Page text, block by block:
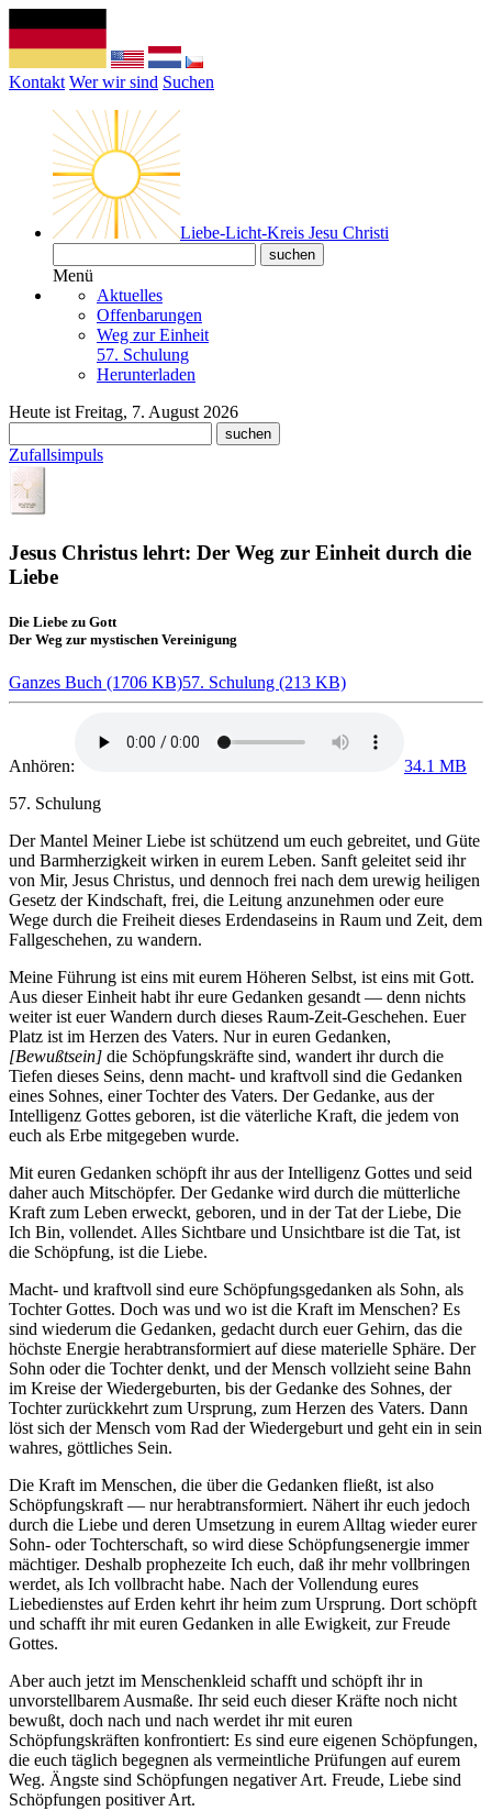
Kontakt Wer wir sind Suchen
Liebe-Licht-Kreis Jesu Christi
Menü
Aktuelles
Offenbarungen
Weg zur Einheit
57. Schulung
Herunterladen
Heute ist Freitag, 7. August 2026
Zufallsimpuls
Jesus Christus lehrt: Der Weg zur Einheit durch die
Liebe
Die Liebe zu Gott
Der Weg zur mystischen Vereinigung
Ganzes Buch (1706 KB)57. Schulung (213 KB)
Anhören:
34.1 MB
57. Schulung
Der Mantel Meiner Liebe ist schützend um euch gebreitet, und Güte
und Barmherzigkeit wirken in eurem Leben. Sanft geleitet seid ihr
von Mir, Jesus Christus, und dennoch frei nach dem urewig heiligen
Gesetz der Kindschaft, frei, die Leitung anzunehmen oder eure
Wege durch die Freiheit dieses Erdendaseins in Raum und Zeit, dem
Fallgeschehen, zu wandern.
Meine Führung ist eins mit eurem Höheren Selbst, ist eins mit Gott.
Aus dieser Einheit habt ihr eure Gedanken gesandt — denn nichts
weiter ist euer Wandern durch dieses Raum-Zeit-Geschehen. Euer
Platz ist im Herzen des Vaters. Nur in euren Gedanken,
[Bewußtsein] die Schöpfungskräfte sind, wandert ihr durch die
Tiefen dieses Seins, denn macht- und kraftvoll sind die Gedanken
eines Sohnes, einer Tochter des Vaters. Der Gedanke, aus der
Intelligenz Gottes geboren, ist die väterliche Kraft, die jedem von
euch als Erbe mitgegeben wurde.
Mit euren Gedanken schöpft ihr aus der Intelligenz Gottes und seid
daher auch Mitschöpfer. Der Gedanke wird durch die mütterliche
Kraft zum Leben erweckt, geboren, und in der Tat der Liebe, Die
Ich Bin, vollendet. Alles Sichtbare und Unsichtbare ist die Tat, ist
die Schöpfung, ist die Liebe.
Macht- und kraftvoll sind eure Schöpfungsgedanken als Sohn, als
Tochter Gottes. Doch was und wo ist die Kraft im Menschen? Es
sind wiederum die Gedanken, gedacht durch euer Gehirn, das die
höchste Energie herabtransformiert auf diese materielle Sphäre. Der
Sohn oder die Tochter denkt, und der Mensch vollzieht seine Bahn
im Kreise der Wiedergeburten, bis der Gedanke des Sohnes, der
Tochter zurückkehrt zum Ursprung, zum Herzen des Vaters. Dann
löst sich der Mensch vom Rad der Wiedergeburt und geht ein in sein
wahres, göttliches Sein.
Die Kraft im Menschen, die über die Gedanken fließt, ist also
Schöpfungskraft — nur herabtransformiert. Nähert ihr euch jedoch
durch die Liebe und deren Umsetzung in eurem Alltag wieder eurer
Sohn- oder Tochterschaft, so wird diese Schöpfungsenergie immer
mächtiger. Deshalb prophezeite Ich euch, daß ihr mehr vollbringen
werdet, als Ich vollbracht habe. Nach der Vollendung eures
Liebedienstes auf Erden kehrt ihr heim zum Ursprung. Dort schöpft
und schafft ihr mit euren Gedanken in alle Ewigkeit, zur Freude
Gottes.
Aber auch jetzt im Menschenkleid schafft und schöpft ihr in
unvorstellbarem Ausmaße. Ihr seid euch dieser Kräfte noch nicht
bewußt, doch nach und nach werdet ihr mit euren
Schöpfungskräften konfrontiert: Es sind eure eigenen Schöpfungen,
die euch täglich begegnen als vermeintliche Prüfungen auf eurem
Weg. Ängste sind Schöpfungen negativer Art. Freude, Liebe sind
Schöpfungen positiver Art.